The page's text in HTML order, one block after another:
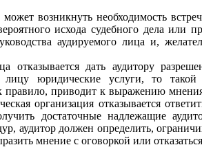
возникнуть необходимость
исхода судебного дела или
аудируемого лица и,
отказывается дать аудитору
юридические услуги, то такой
правило, приводит к выражению
организация отказывается
достаточные надлежащие
аудитор должен определить,
мнение с оговоркой или